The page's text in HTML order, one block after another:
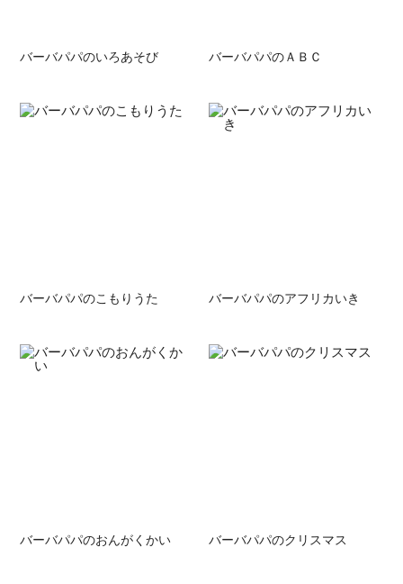
バーバパパのいろあそび バーバパパのＡＢＣ
バーバパパのこもりうた バーバパパのアフリカいき
バーバパパのおんがくかい バーバパパのクリスマス